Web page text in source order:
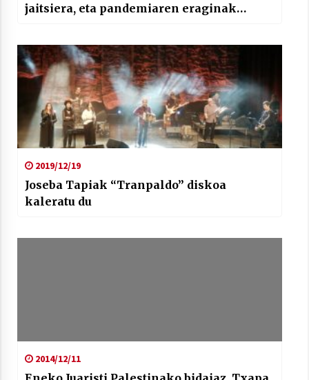
jaitsiera, eta pandemiaren eraginak
2019/12/19
Joseba Tapiak “Tranpaldo” diskoa
kaleratu du
2014/12/11